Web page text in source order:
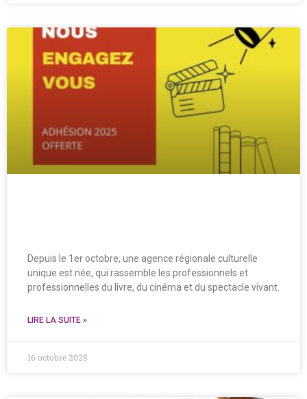
Depuis le 1er octobre, une agence régionale culturelle
unique est née, qui rassemble les professionnels et
professionnelles du livre, du cinéma et du spectacle vivant.
LIRE LA SUITE »
16 octobre 2025